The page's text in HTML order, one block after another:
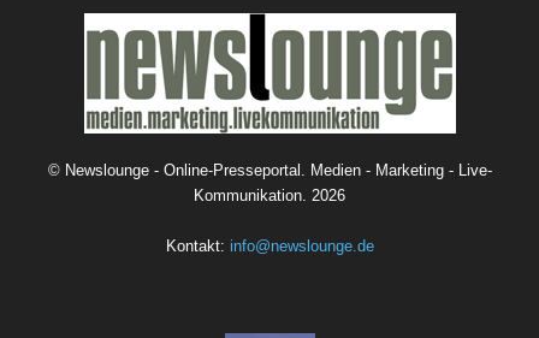
© Newslounge - Online-Presseportal. Medien - Marketing - Live-
Kommunikation. 2026
Kontakt: info@newslounge.de